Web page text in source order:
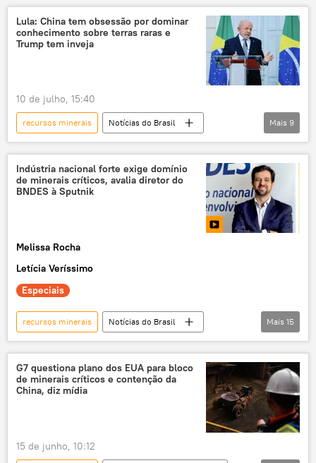
rádio
podcast
Saara Ocidental
Marrocos
Argélia
Líbia
migração
Lula: China tem obsessão por dominar
conhecimento sobre terras raras e
Trump tem inveja
10 de julho, 15:40
recursos minerais
Notícias do Brasil
Donald Trump
Luiz Inácio Lula da Silva
China
Brasil
Estados Unidos
minerais críticos
metais de terras raras
Mais 9
Indústria nacional forte exige domínio
de minerais críticos, avalia diretor do
BNDES à Sputnik
Melissa Rocha
Letícia Veríssimo
Especiais
recursos minerais
Notícias do Brasil
Economia
Brasil
BNDES
Petrobras
Vale
minerais críticos
exclusiva
Nova Indústria Brasil (NIB)
indústria
Mais 15
G7 questiona plano dos EUA para bloco
de minerais críticos e contenção da
China, diz mídia
15 de junho, 10:12